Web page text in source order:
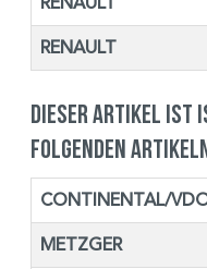
RENAULT
Dieser Artikel ist
folgenden
CONTINENTAL/
METZGER